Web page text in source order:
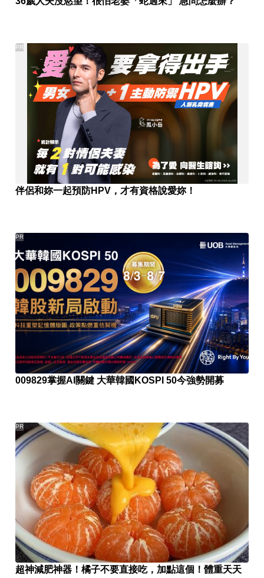
伴侶和妳一起預防HPV，才有資格說愛妳！
PR
009829掌握AI關鍵 大華韓國KOSPI 50今強勢開募
PR
超神減肥神器！橘子不要直接吃，加點這個！體重天天
PR